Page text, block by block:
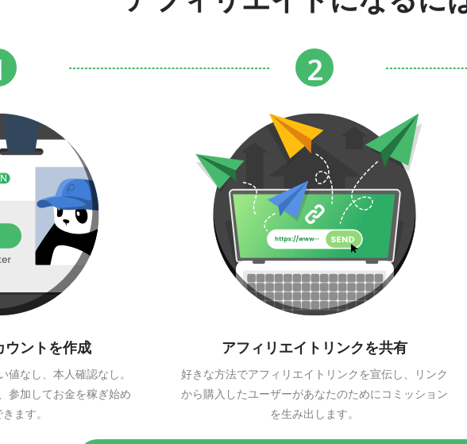
ウントを作成
なし、本人確認なし。
参加してお金を稼ぎ始め
ます。
アフィリエイトリンクを共有
好きな方法でアフィリエイトリンクを宣伝し、リンク
から購入したユーザーがあなたのためにコミッション
を生み出します。